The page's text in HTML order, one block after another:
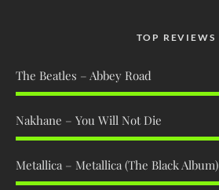
TOP REVIEWS
The Beatles – Abbey Road
Nakhane – You Will Not Die
Metallica – Metallica (The Black Album)